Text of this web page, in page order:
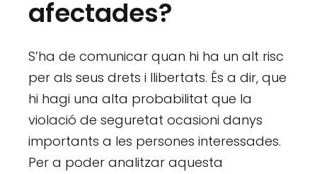
afectades?
S’ha de comunicar quan hi ha un alt risc
per als seus drets i llibertats. És a dir, que
hi hagi una alta probabilitat que la
violació de seguretat ocasioni danys
importants a les persones interessades.
Per a poder analitzar aquesta